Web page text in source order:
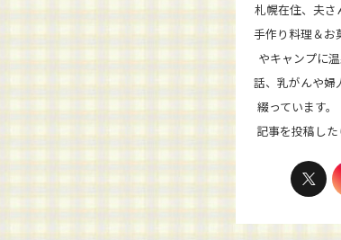
札幌在住、夫さ
手作り料理＆お
やキャンプに
話、乳がんや
綴っています
記事を投稿した